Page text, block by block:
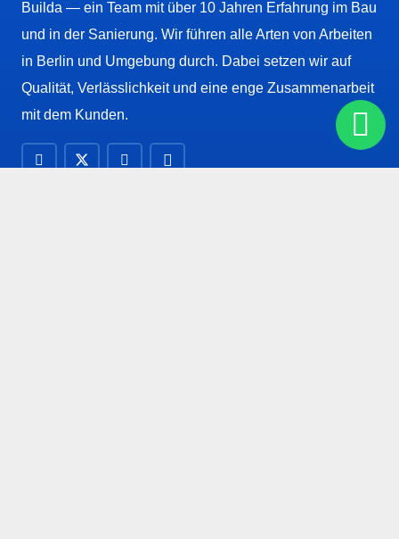
Builda — ein Team mit über 10 Jahren Erfahrung im Bau
und in der Sanierung. Wir führen alle Arten von Arbeiten
in Berlin und Umgebung durch. Dabei setzen wir auf
Qualität, Verlässlichkeit und eine enge Zusammenarbeit
mit dem Kunden.